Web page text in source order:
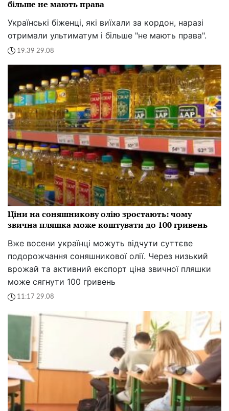
більше не мають права
Українські біженці, які виїхали за кордон, наразі
отримали ультиматум і більше "не мають права".
19:39 29.08
Ціни на соняшникову олію зростають: чому
звична пляшка може коштувати до 100 гривень
Вже восени українці можуть відчути суттєве
подорожчання соняшникової олії. Через низький
врожай та активний експорт ціна звичної пляшки
може сягнути 100 гривень
11:17 29.08